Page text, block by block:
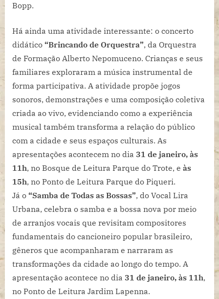
Bopp.
Há ainda uma atividade interessante: o concerto
didático “Brincando de Orquestra”, da Orquestra
de Formação Alberto Nepomuceno. Crianças e seus
familiares exploraram a música instrumental de
forma participativa. A atividade propõe jogos
sonoros, demonstrações e uma composição coletiva
criada ao vivo, evidenciando como a experiência
musical também transforma a relação do público
com a cidade e seus espaços culturais. As
apresentações acontecem no dia 31 de janeiro, às
11h, no Bosque de Leitura Parque do Trote, e às
15h, no Ponto de Leitura Parque do Piqueri.
Já o “Samba de Todas as Bossas”, do Vocal Lira
Urbana, celebra o samba e a bossa nova por meio
de arranjos vocais que revisitam compositores
fundamentais do cancioneiro popular brasileiro,
gêneros que acompanharam e narraram as
transformações da cidade ao longo do tempo. A
apresentação acontece no dia 31 de janeiro, às 11h,
no Ponto de Leitura Jardim Lapenna.